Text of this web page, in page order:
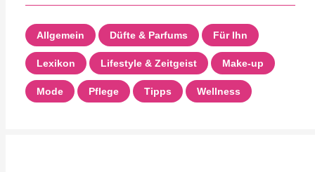
Allgemein Düfte & Parfums Für Ihn
Lexikon Lifestyle & Zeitgeist Make-up
Mode Pflege Tipps Wellness